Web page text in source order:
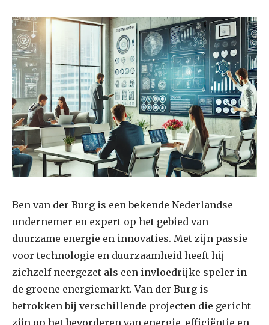
Ben van der Burg is een bekende Nederlandse
ondernemer en expert op het gebied van
duurzame energie en innovaties. Met zijn passie
voor technologie en duurzaamheid heeft hij
zichzelf neergezet als een invloedrijke speler in
de groene energiemarkt. Van der Burg is
betrokken bij verschillende projecten die gericht